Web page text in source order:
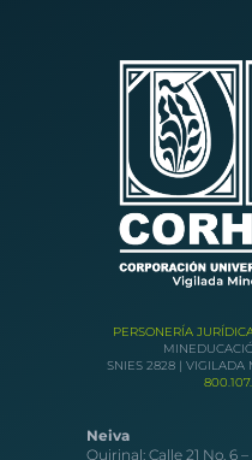
PERSONERÍA
SNIES 2828 | VIGILADA
Neiva
Quirinal: Calle 21 No. 6